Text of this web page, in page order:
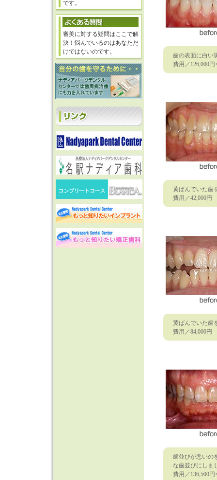
歯の表面に白い
費用／126,000
黄ばんでいた歯
費用／42,000
黄ばんでいた歯
費用／84,000
歯並びが悪いの
な歯並びにしま
費用／136,500円
です。
審美に対する疑問はここで解
決！悩んでいるのはあなただ
けではないのです。